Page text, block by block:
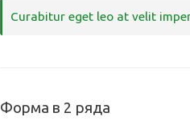
Curabitur eget leo at velit
Форма в 2 ряда